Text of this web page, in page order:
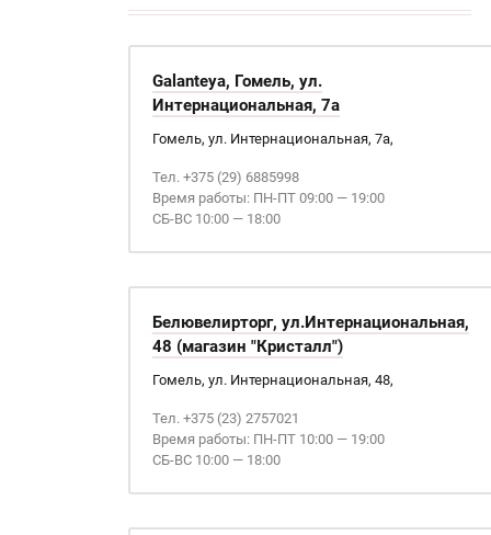
Galanteya, Гомель, ул.
Интернациональная, 7а
Гомель, ул. Интернациональная, 7а,
Тел. +375 (29) 6885998
Время работы: ПН-ПТ 09:00 — 19:00
СБ-ВС 10:00 — 18:00
Белювелирторг, ул.Интернациональная,
48 (магазин "Кристалл")
Гомель, ул. Интернациональная, 48,
Тел. +375 (23) 2757021
Время работы: ПН-ПТ 10:00 — 19:00
СБ-ВС 10:00 — 18:00